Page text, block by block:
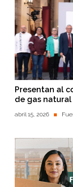
Presentan al
de gas natural
abril 15, 2026